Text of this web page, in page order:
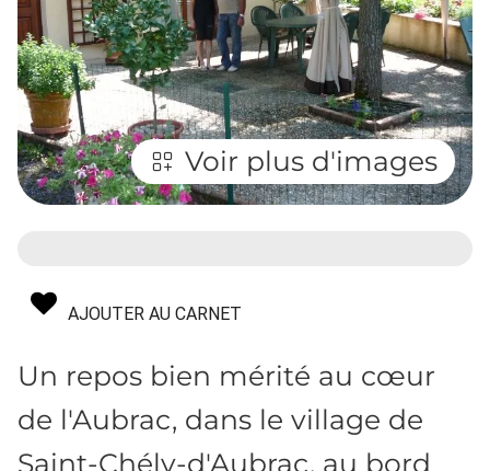
Voir plus d'images
AJOUTER AU CARNET
Un repos bien mérité au cœur
de l'Aubrac, dans le village de
Saint-Chély-d'Aubrac, au bord